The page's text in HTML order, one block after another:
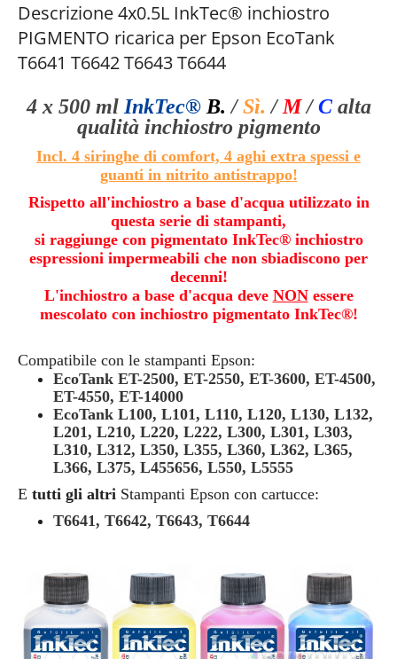
Descrizione 4x0.5L InkTec® inchiostro
PIGMENTO ricarica per Epson EcoTank
T6641 T6642 T6643 T6644
4 x 500 ml InkTec® B. /Sì. /M/Calta
qualità inchiostro pigmento
Incl. 4 siringhe di comfort, 4 aghi extra spessi e
guanti in nitrito antistrappo!
Rispetto all'inchiostro a base d'acqua utilizzato in
questa serie di stampanti,
si raggiunge con pigmentato InkTec® inchiostro
espressioni impermeabili che non sbiadiscono per
decenni!
L'inchiostro a base d'acqua deve NONessere
mescolato con inchiostro pigmentato InkTec®!
Compatibile con le stampanti Epson:
EcoTank ET-2500, ET-2550, ET-3600, ET-4500,
ET-4550, ET-14000
EcoTank L100, L101, L110, L120, L130, L132,
L201, L210, L220, L222, L300, L301, L303,
L310, L312, L350, L355, L360, L362, L365,
L366, L375, L455656, L550, L5555
E tutti gli altri Stampanti Epson con cartucce:
T6641, T6642, T6643, T6644